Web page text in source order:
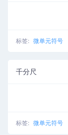
标签: 微单元符号
千分尺
标签: 微单元符号